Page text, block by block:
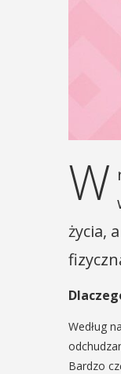
W
życia,
Według
Bardzo